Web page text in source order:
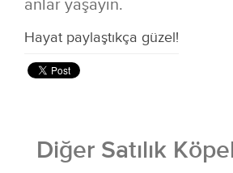
anlar yaşayın.
Hayat paylaştıkça güzel!
Diğer Satılık